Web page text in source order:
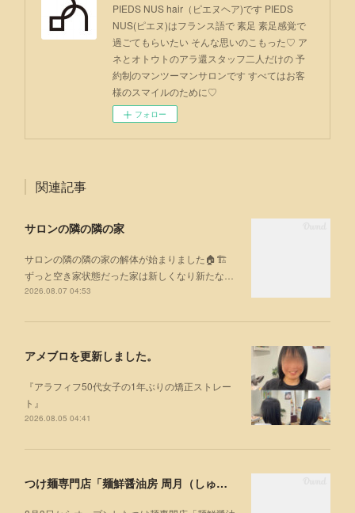
PIEDS NUS hair（ピエヌヘア)です PIEDS
NUS(ピエヌ)はフランス語で 素足 素足感覚で
過ごてもらいたい そんな思いのこもった♡ ア
ネとオトウトのアラ還スタッフ二人だけの 予
約制のマンツーマンサロンです すべてはお客
様のスマイルのために♡
フォロー
関連記事
サロンの隣の隣の家
サロンの隣の隣の家の解体が始まりました🏠🏗
ずっと空き家状態だった家は新しくなり新たな…
2026.08.07 04:53
アメブロを更新しました。
『アラフィフ50代女子の1年ぶりの矯正ストレー
ト』
2026.08.05 04:41
つけ麺専門店「麺鮮醤油房 周月（しゅうげつ）」⁡ に行ってみた🍜